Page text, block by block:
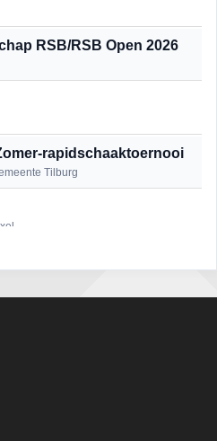
RSB/RSB Open 2026
rapidschaaktoernooi
Tilburg
2026